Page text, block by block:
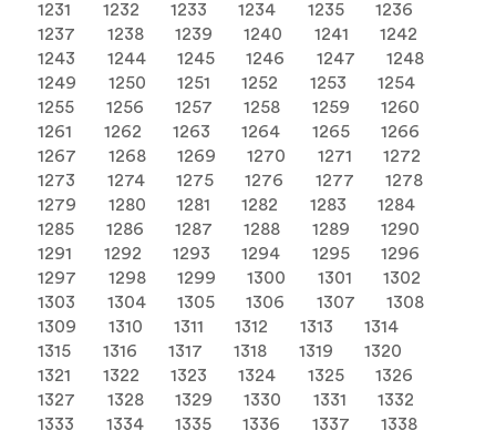
1231
1232 1233 1234 1235
1236
1237
1238 1239 1240 1241
1242
1243
1244 1245 1246 1247
1248
1249
1250 1251 1252 1253
1254
1255
1256 1257 1258 1259
1260
1261
1262 1263 1264 1265
1266
1267
1268 1269 1270 1271
1272
1273
1274 1275 1276 1277
1278
1279
1280 1281 1282 1283
1284
1285
1286 1287 1288 1289
1290
1291
1292 1293 1294 1295
1296
1297
1298 1299 1300 1301
1302
1303
1304 1305 1306 1307
1308
1309
1310 1311 1312 1313
1314
1315
1316 1317 1318 1319
1320
1321
1322 1323 1324 1325
1326
1327
1328 1329 1330 1331
1332
1333
1334 1335 1336 1337
1338